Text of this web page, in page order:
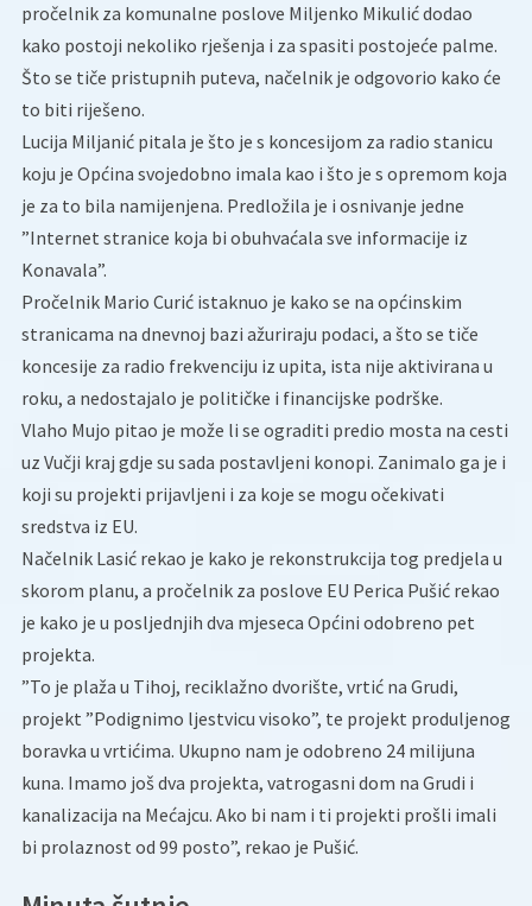
pročelnik za komunalne poslove Miljenko Mikulić dodao
kako postoji nekoliko rješenja i za spasiti postojeće palme.
Što se tiče pristupnih puteva, načelnik je odgovorio kako će
to biti riješeno.
Lucija Miljanić pitala je što je s koncesijom za radio stanicu
koju je Općina svojedobno imala kao i što je s opremom koja
je za to bila namijenjena. Predložila je i osnivanje jedne
”Internet stranice koja bi obuhvaćala sve informacije iz
Konavala”.
Pročelnik Mario Curić istaknuo je kako se na općinskim
stranicama na dnevnoj bazi ažuriraju podaci, a što se tiče
koncesije za radio frekvenciju iz upita, ista nije aktivirana u
roku, a nedostajalo je političke i financijske podrške.
Vlaho Mujo pitao je može li se ograditi predio mosta na cesti
uz Vučji kraj gdje su sada postavljeni konopi. Zanimalo ga je i
koji su projekti prijavljeni i za koje se mogu očekivati
sredstva iz EU.
Načelnik Lasić rekao je kako je rekonstrukcija tog predjela u
skorom planu, a pročelnik za poslove EU Perica Pušić rekao
je kako je u posljednjih dva mjeseca Općini odobreno pet
projekta.
”To je plaža u Tihoj, reciklažno dvorište, vrtić na Grudi,
projekt ”Podignimo ljestvicu visoko”, te projekt produljenog
boravka u vrtićima. Ukupno nam je odobreno 24 milijuna
kuna. Imamo još dva projekta, vatrogasni dom na Grudi i
kanalizacija na Mećajcu. Ako bi nam i ti projekti prošli imali
bi prolaznost od 99 posto”, rekao je Pušić.